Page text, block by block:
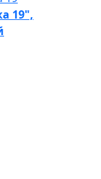
19",